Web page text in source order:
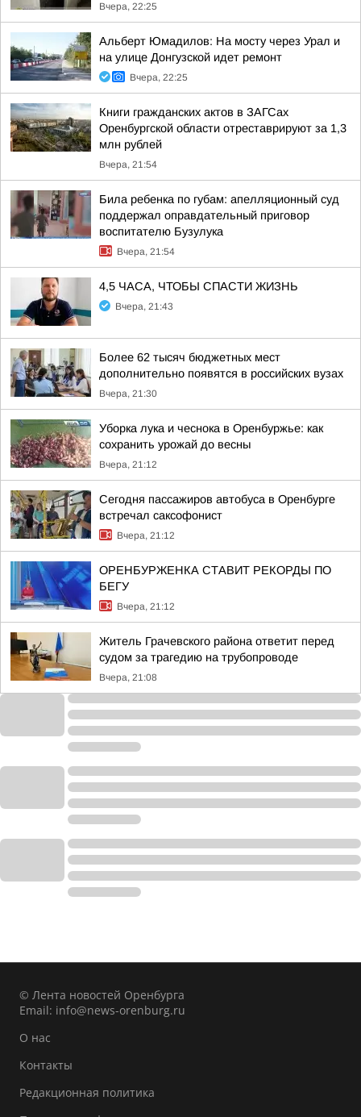
Вчера, 22:25
Альберт Юмадилов: На мосту через Урал и
на улице Донгузской идет ремонт
Вчера, 22:25
Книги гражданских актов в ЗАГСах
Оренбургской области отреставрируют за 1,3
млн рублей
Вчера, 21:54
Била ребенка по губам: апелляционный суд
поддержал оправдательный приговор
воспитателю Бузулука
Вчера, 21:54
4,5 ЧАСА, ЧТОБЫ СПАСТИ ЖИЗНЬ
Вчера, 21:43
Более 62 тысяч бюджетных мест
дополнительно появятся в российских вузах
Вчера, 21:30
Уборка лука и чеснока в Оренбуржье: как
сохранить урожай до весны
Вчера, 21:12
Сегодня пассажиров автобуса в Оренбурге
встречал саксофонист
Вчера, 21:12
ОРЕНБУРЖЕНКА СТАВИТ РЕКОРДЫ ПО
БЕГУ
Вчера, 21:12
Житель Грачевского района ответит перед
судом за трагедию на трубопроводе
Вчера, 21:08
© Лента новостей Оренбурга
Email: info@news-orenburg.ru
О нас
Контакты
Редакционная политика